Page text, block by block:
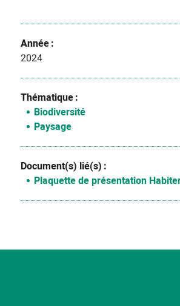
Année
2024
Thématique
Biodiversité
Paysage
Document(s) lié(s)
Plaquette de présentation